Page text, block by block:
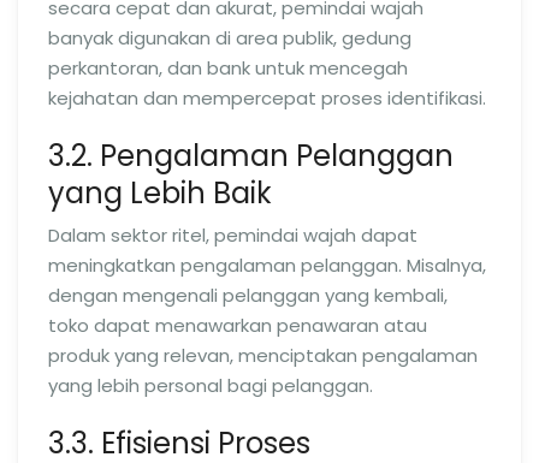
secara cepat dan akurat, pemindai wajah
banyak digunakan di area publik, gedung
perkantoran, dan bank untuk mencegah
kejahatan dan mempercepat proses identifikasi.
3.2. Pengalaman Pelanggan
yang Lebih Baik
Dalam sektor ritel, pemindai wajah dapat
meningkatkan pengalaman pelanggan. Misalnya,
dengan mengenali pelanggan yang kembali,
toko dapat menawarkan penawaran atau
produk yang relevan, menciptakan pengalaman
yang lebih personal bagi pelanggan.
3.3. Efisiensi Proses